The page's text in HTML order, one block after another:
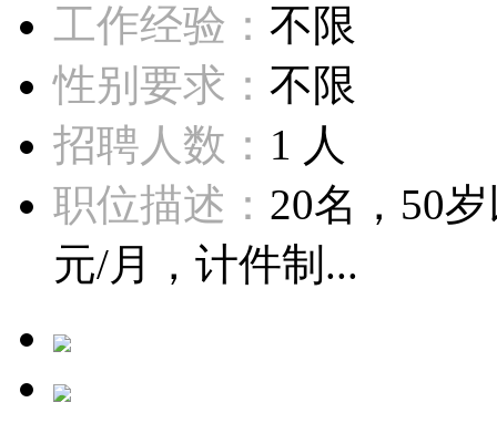
工作经验： 不限
性别要求： 不限
招聘人数： 1 人
职位描述： 20名，50
元/月，计件制...